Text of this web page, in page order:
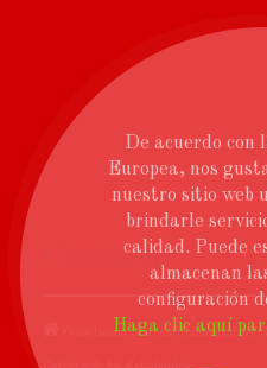
De acuerdo con
Europea, nos
nuestro sitio web
brindarle
calidad. Puede
almacenan
configuración
Haga clic aquí
Contacto
Franciscana Cofradía Penitencial del